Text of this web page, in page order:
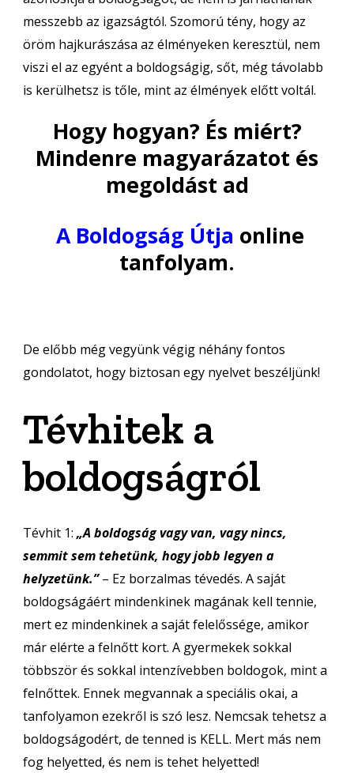
messzebb az igazságtól. Szomorú tény, hogy az
öröm hajkurászása az élményeken keresztül, nem
viszi el az egyént a boldogságig, sőt, még távolabb
is kerülhetsz is tőle, mint az élmények előtt voltál.
Hogy hogyan? És miért?
Mindenre magyarázatot és
megoldást ad
A Boldogság Útja online
tanfolyam.
De előbb még vegyünk végig néhány fontos
gondolatot, hogy biztosan egy nyelvet beszéljünk!
Tévhitek a
boldogságról
Tévhit 1: „A boldogság vagy van, vagy nincs,
semmit sem tehetünk, hogy jobb legyen a
helyzetünk.”– Ez borzalmas tévedés. A saját
boldogságáért mindenkinek magának kell tennie,
mert ez mindenkinek a saját felelőssége, amikor
már elérte a felnőtt kort. A gyermekek sokkal
többször és sokkal intenzívebben boldogok, mint a
felnőttek. Ennek megvannak a speciális okai, a
tanfolyamon ezekről is szó lesz. Nemcsak tehetsz a
boldogságodért, de tenned is KELL. Mert más nem
fog helyetted, és nem is tehet helyetted!